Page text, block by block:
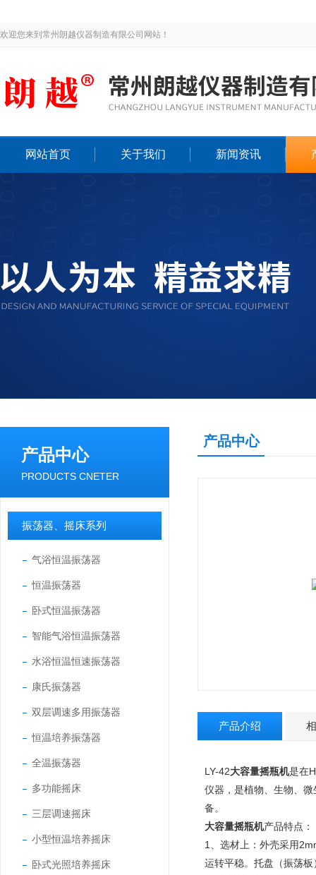
欢迎您来到常州朗越仪器制造有限公司网站！
网站首页 关于我们 新闻资讯
产品中心
PRODUCTS CNETER
振荡器、摇床系列
气浴恒温振荡器
恒温振荡器
卧式恒温振荡器
智能气浴恒温振荡器
水浴恒温恒速振荡器
康氏振荡器
双层调速多用振荡器
恒温培养振荡器
全温振荡器
多功能摇床
三层调速摇床
小型恒温培养摇床
卧式光照培养摇床
产品中心
产品介绍
LY-42大容量摇瓶机是在
仪器，是植物、生物、
备。
大容量摇瓶机产品特点：
1、选材上：外壳采用
运转平稳。托盘（振荡